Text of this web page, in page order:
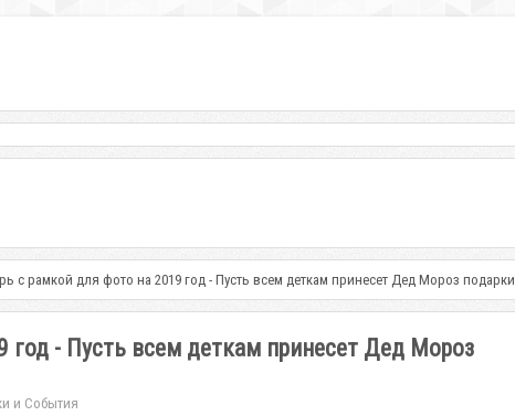
с рамкой для фото на 2019 год - Пусть всем деткам принесет Дед Мороз подарки
год - Пусть всем деткам принесет Дед Мороз
и События